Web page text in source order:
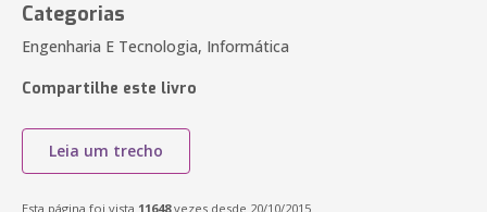
Categorias
Engenharia E Tecnologia, Informática
Compartilhe este livro
Leia um trecho
Esta página foi vista 11648vezes desde 20/10/2015